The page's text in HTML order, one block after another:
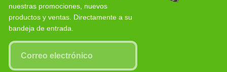
nuestras promociones, nuevos
productos y ventas. Directamente a su
bandeja de entrada.